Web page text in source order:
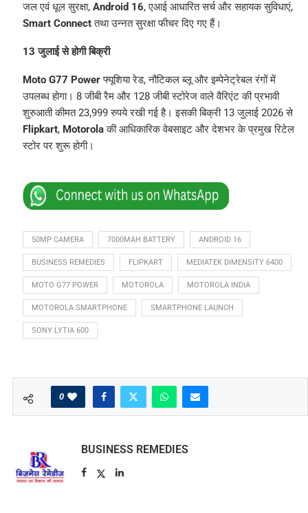
जल एवं धूल सुरक्षा, Android 16, एआई आधारित सर्च और सहायक सुविधाएं,
Smart Connectतथा उन्नत सुरक्षा फीचर दिए गए हैं।
13 जुलाई से होगी बिक्री
Moto G77 Powerफ्यूशिया रेड, नौटिकल ब्लू और इम्पेनेट्रेबल रंगों में
उपलब्ध होगा। 8 जीबी रैम और 128 जीबी स्टोरेज वाले वैरिएंट की प्रभावी
शुरुआती कीमत 23,999 रुपये रखी गई है। इसकी बिक्री 13 जुलाई 2026 से
Flipkart, Motorolaकी आधिकारिक वेबसाइट और देशभर के प्रमुख रिटेल
स्टोर पर शुरू होगी।
50MP CAMERA 7000MAH BATTERY ANDROID 16
BUSINESS REMEDIES FLIPKART MEDIATEK DIMENSITY 6400
MOTO G77 POWER MOTOROLA MOTOROLA INDIA
MOTOROLA SMARTPHONE SMARTPHONE LAUNCH
SONY LYTIA 600
0
BUSINESS REMEDIES